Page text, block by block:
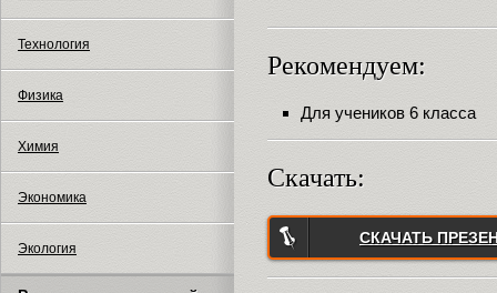
Технология
Физика
Химия
Экономика
Экология
Рекомендуем:
Для учеников 6 класса
Скачать:
СКАЧАТЬ